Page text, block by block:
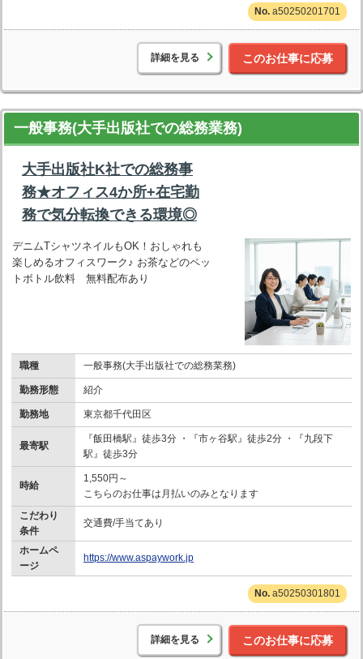
a50250201701
詳細を見る このお仕事に応募
一般事務(大手出版社での総務業務)
大手出版社K社での総務事
務★オフィス4か所+在宅勤
務で気分転換できる環境◎
デニムTシャツネイルもOK！おしゃれも
楽しめるオフィスワーク♪ お茶などのペッ
トボトル飲料 無料配布あり
職種 一般事務(大手出版社での総務業務)
勤務形態 紹介
勤務地 東京都千代田区
最寄駅
『飯田橋駅』徒歩3分 ・『市ヶ谷駅』徒歩2分 ・『九段下
駅』徒歩3分
時給
1,550円～
こちらのお仕事は月払いのみとなります
こだわり
条件
交通費/手当てあり
ホームペ
ージ
https://www.aspaywork.jp
a50250301801
詳細を見る このお仕事に応募